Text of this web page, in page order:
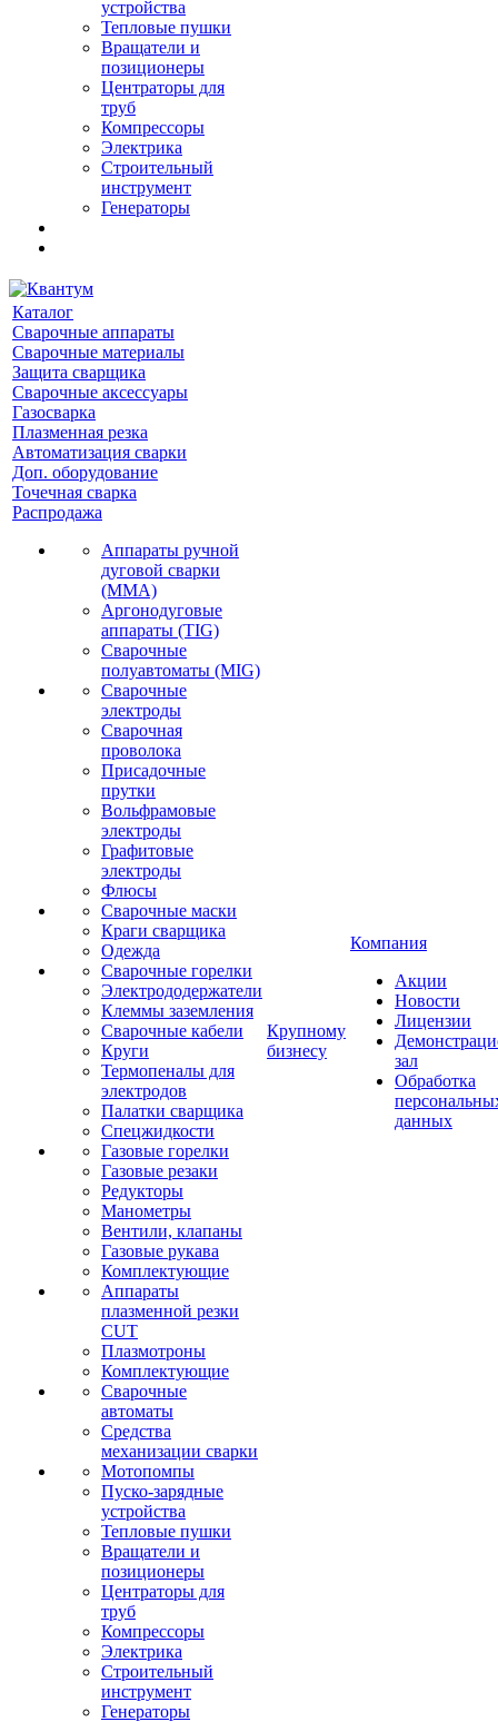
устройства
Тепловые пушки
Вращатели и
позиционеры
Центраторы для
труб
Компрессоры
Электрика
Строительный
инструмент
Генераторы
Каталог
Сварочные аппараты
Сварочные материалы
Защита сварщика
Сварочные аксессуары
Газосварка
Плазменная резка
Автоматизация сварки
Доп. оборудование
Точечная сварка
Распродажа
Аппараты ручной
дуговой сварки
(MMA)
Аргонодуговые
аппараты (TIG)
Сварочные
полуавтоматы (MIG)
Сварочные
электроды
Сварочная
проволока
Присадочные
прутки
Вольфрамовые
электроды
Графитовые
электроды
Флюсы
Сварочные маски
Краги сварщика
Одежда
Сварочные горелки
Электрододержатели
Клеммы заземления
Сварочные кабели
Круги
Термопеналы для
электродов
Палатки сварщика
Спецжидкости
Газовые горелки
Газовые резаки
Редукторы
Манометры
Вентили, клапаны
Газовые рукава
Комплектующие
Аппараты
плазменной резки
CUT
Плазмотроны
Комплектующие
Сварочные
автоматы
Средства
механизации сварки
Мотопомпы
Пуско-зарядные
устройства
Тепловые пушки
Вращатели и
позиционеры
Центраторы для
труб
Компрессоры
Электрика
Строительный
инструмент
Генераторы
Крупному
бизнесу
Компания
Акции
Новости
Лицензии
зал
Обработка
данных